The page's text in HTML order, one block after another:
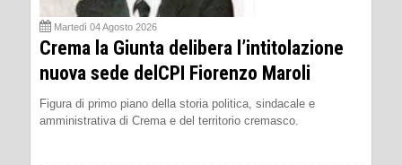
Martedì 04 Agosto 2026
Crema la Giunta delibera l’intitolazione
nuova sede delCPI Fiorenzo Maroli
Figura di primo piano della storia politica, sindacale e
amministrativa di Crema e del territorio cremasco.